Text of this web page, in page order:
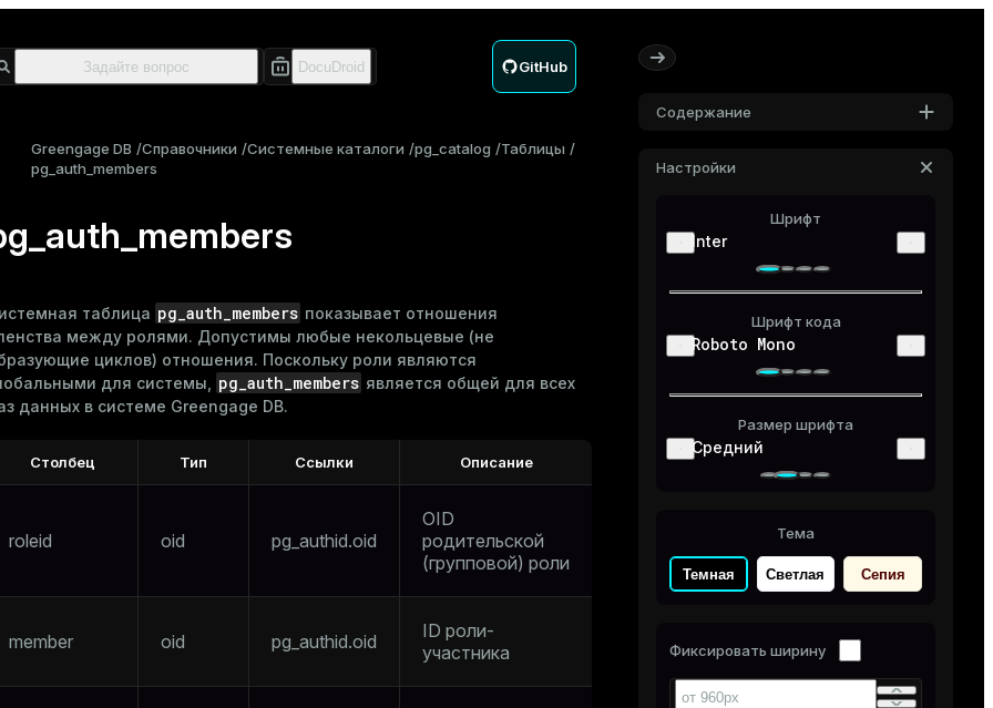
GitHub
Содержание
Настройки
Шрифт
Inter
Шрифт кода
Roboto Mono
Размер шрифта
Средний
Тема
Темная Светлая Сепия
Фиксировать ширину
Greengage DB Справочники Системные каталоги pg_catalog
Таблицы
pg_auth_members
таблица pg_auth_members показывает отношения
между ролями. Допустимы любые некольцевые (не
циклов) отношения. Поскольку роли являются
для системы,
pg_auth_members является общей для всех
данных в системе Greengage DB.
Столбец Тип Ссылки Описание
roleid oid pg_authid.oid
OID
родительской
(групповой) роли
member oid pg_authid.oid
ID роли-
участника